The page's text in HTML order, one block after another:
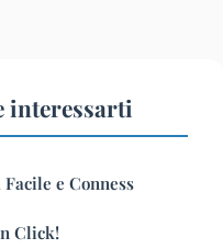
interessarti
e Conness
Click!